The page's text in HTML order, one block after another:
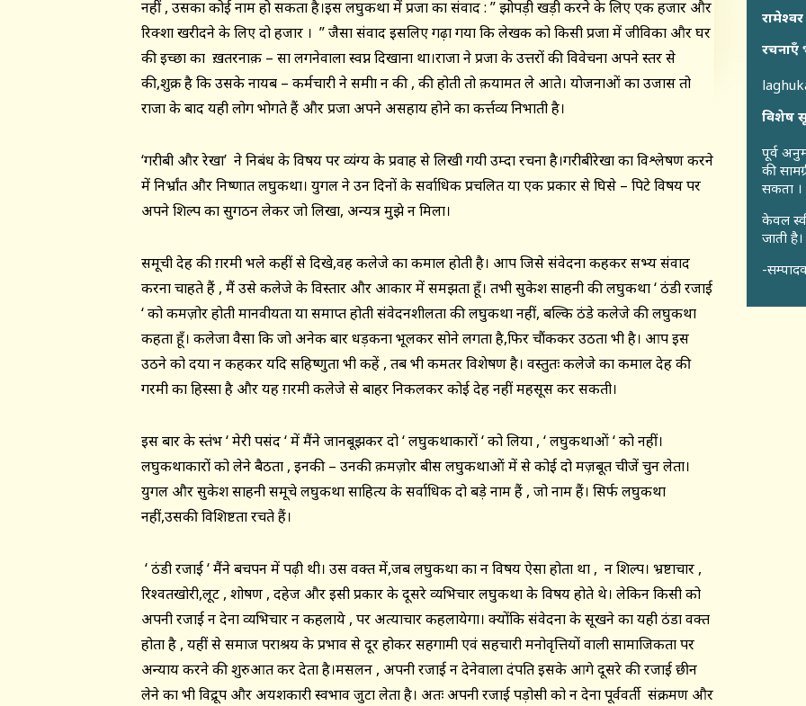
नहीं , उसका कोई नाम हो सकता है।इस लघुकथा में प्रजा का संवाद : ” झोपड़ी खड़ी करने के लिए एक हजार और
रिक्शा खरीदने के लिए दो हजार । ” जैसा संवाद इसलिए गढ़ा गया कि लेखक को किसी प्रजा में जीविका और घर
की इच्छा का ख़तरनाक़ – सा लगनेवाला स्वप्न दिखाना था।राजा ने प्रजा के उत्तरों की विवेचना अपने स्तर से
की,शुक्र है कि उसके नायब – कर्मचारी ने समीक्षा न की , की होती तो क़यामत ले आते। योजनाओं का उजास तो
राजा के बाद यही लोग भोगते हैं और प्रजा अपने असहाय होने का कर्त्तव्य निभाती है।
‘गरीबी और रेखा’ ने निबंध के विषय पर व्यंग्य के प्रवाह से लिखी गयी उम्दा रचना है।गरीबीरेखा का विश्लेषण करने
में निर्भ्रांत और निष्णात लघुकथा। युगल ने उन दिनों के सर्वाधिक प्रचलित या एक प्रकार से घिसे – पिटे विषय पर
अपने शिल्प का सुगठन लेकर जो लिखा, अन्यत्र मुझे न मिला।
समूची देह की ग़रमी भले कहीं से दिखे,वह कलेजे का कमाल होती है। आप जिसे संवेदना कहकर सभ्य संवाद
करना चाहते हैं , मैं उसे कलेजे के विस्तार और आकार में समझता हूँ। तभी सुकेश साहनी की लघुकथा ‘ ठंडी रजाई
‘ को कमज़ोर होती मानवीयता या समाप्त होती संवेदनशीलता की लघुकथा नहीं, बल्कि ठंडे कलेजे की लघुकथा
कहता हूँ। कलेजा वैसा कि जो अनेक बार धड़कना भूलकर सोने लगता है,फिर चौंककर उठता भी है। आप इस
उठने को दया न कहकर यदि सहिष्णुता भी कहें , तब भी कमतर विशेषण है। वस्तुतः कलेजे का कमाल देह की
गरमी का हिस्सा है और यह ग़रमी कलेजे से बाहर निकलकर कोई देह नहीं महसूस कर सकती।
इस बार के स्तंभ ‘ मेरी पसंद ‘ में मैंने जानबूझकर दो ‘ लघुकथाकारों ‘ को लिया , ‘ लघुकथाओं ‘ को नहीं।
लघुकथाकारों को लेने बैठता , इनकी – उनकी क़मज़ोर बीस लघुकथाओं में से कोई दो मज़बूत चीजें चुन लेता।
युगल और सुकेश साहनी समूचे लघुकथा साहित्य के सर्वाधिक दो बड़े नाम हैं , जो नाम हैं। सिर्फ लघुकथा
नहीं,उसकी विशिष्टता रचते हैं।
‘ ठंडी रजाई ‘ मैंने बचपन में पढ़ी थी। उस वक्त में,जब लघुकथा का न विषय ऐसा होता था , न शिल्प। भ्रष्टाचार ,
रिश्वतखोरी,लूट , शोषण , दहेज और इसी प्रकार के दूसरे व्यभिचार लघुकथा के विषय होते थे। लेकिन किसी को
अपनी रजाई न देना व्यभिचार न कहलाये , पर अत्याचार कहलायेगा। क्योंकि संवेदना के सूखने का यही ठंडा वक्त
होता है , यहीं से समाज पराश्रय के प्रभाव से दूर होकर सहगामी एवं सहचारी मनोवृत्तियों वाली सामाजिकता पर
अन्याय करने की शुरुआत कर देता है।मसलन , अपनी रजाई न देनेवाला दंपति इसके आगे दूसरे की रजाई छीन
लेने का भी विद्रूप और अयशकारी स्वभाव जुटा लेता है। अतः अपनी रजाई पड़ोसी को न देना पूर्ववर्ती संक्रमण और
विशेष
पूर्व
की
सकता ।
केवल
जाती है।
-